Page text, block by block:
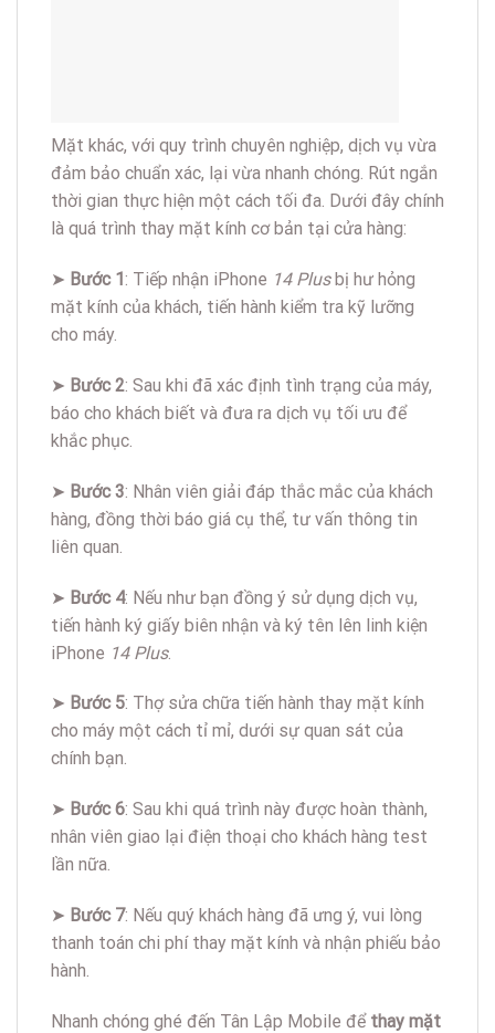
Mặt khác, với quy trình chuyên nghiệp, dịch vụ vừa
đảm bảo chuẩn xác, lại vừa nhanh chóng. Rút ngắn
thời gian thực hiện một cách tối đa. Dưới đây chính
là quá trình thay mặt kính cơ bản tại cửa hàng:
➤ Bước 1 : Tiếp nhận iPhone 14 Plusbị hư hỏng
mặt kính của khách, tiến hành kiểm tra kỹ lưỡng
cho máy.
➤ Bước 2: Sau khi đã xác định tình trạng của máy,
báo cho khách biết và đưa ra dịch vụ tối ưu để
khắc phục.
➤ Bước 3: Nhân viên giải đáp thắc mắc của khách
hàng, đồng thời báo giá cụ thể, tư vấn thông tin
liên quan.
➤ Bước 4: Nếu như bạn đồng ý sử dụng dịch vụ,
tiến hành ký giấy biên nhận và ký tên lên linh kiện
iPhone 14 Plus.
➤ Bước 5: Thợ sửa chữa tiến hành thay mặt kính
cho máy một cách tỉ mỉ, dưới sự quan sát của
chính bạn.
➤ Bước 6: Sau khi quá trình này được hoàn thành,
nhân viên giao lại điện thoại cho khách hàng test
lần nữa.
➤ Bước 7: Nếu quý khách hàng đã ưng ý, vui lòng
thanh toán chi phí thay mặt kính và nhận phiếu bảo
hành.
Nhanh chóng ghé đến Tân Lập Mobile để thay mặt